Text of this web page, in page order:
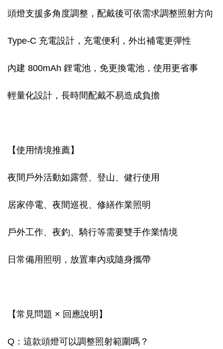
頭燈支援多角度調整，配戴後可依需求調整照射方向
Type-C 充電設計，充電便利，外出補電更彈性
內建 800mAh 鋰電池，免更換電池，使用更省事
輕量化設計，長時間配戴不易造成負擔
【使用情境推薦】
夜間戶外活動如露營、登山、健行使用
居家停電、夜間巡視、修繕作業照明
戶外工作、夜釣、騎行等需要雙手作業情境
日常備用照明，放置車內或隨身攜帶
【常見問題 × 回應說明】
Q：這款頭燈可以調整照射範圍嗎？